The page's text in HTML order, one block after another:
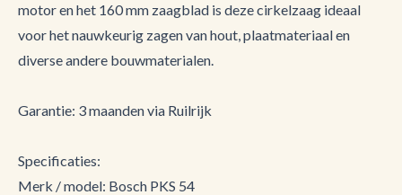
motor en het 160 mm zaagblad is deze cirkelzaag ideaal
voor het nauwkeurig zagen van hout, plaatmateriaal en
diverse andere bouwmaterialen.
Garantie: 3 maanden via Ruilrijk
Specificaties:
Merk / model: Bosch PKS 54